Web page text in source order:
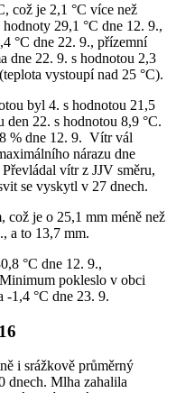
což je 2,1 °C více než
29,1 °C dne 12. 9.,
°C dne 22. 9., přízemní
dne 22. 9. s hodnotou 2,3
vystoupí nad 25 °C).
byl 4. s hodnotou 21,5
den 22. s hodnotou 8,9 °C.
% dne 12. 9. Vítr vál
nárazu dne
vítr z JJV směru,
se vyskytl v 27 dnech.
je o 25,1 mm méně než
a to 13,7 mm.
°C dne 12. 9.,
pokleslo v obci
-1,4 °C dne 23. 9.
i srážkově průměrný
dnech. Mlha zahalila